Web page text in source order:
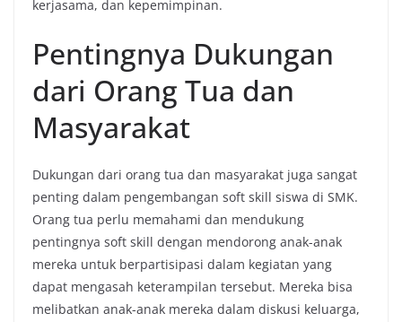
kerjasama, dan kepemimpinan.
Pentingnya Dukungan
dari Orang Tua dan
Masyarakat
Dukungan dari orang tua dan masyarakat juga sangat
penting dalam pengembangan soft skill siswa di SMK.
Orang tua perlu memahami dan mendukung
pentingnya soft skill dengan mendorong anak-anak
mereka untuk berpartisipasi dalam kegiatan yang
dapat mengasah keterampilan tersebut. Mereka bisa
melibatkan anak-anak mereka dalam diskusi keluarga,